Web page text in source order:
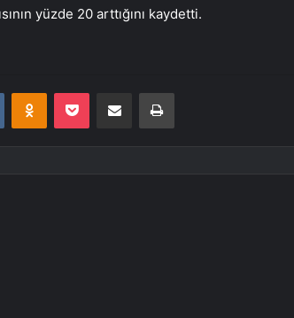
yüzde 20 arttığını kaydetti.
VKontakteOdnoklassniki
Pocket E-Posta ile paylaş Yazdır